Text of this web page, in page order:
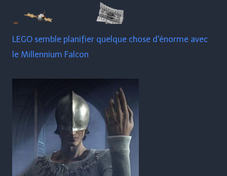
LEGO semble planifier quelque chose d'énorme avec
le Millennium Falcon